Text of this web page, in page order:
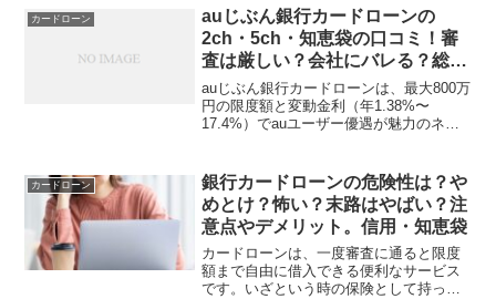
で人気ですが、増額審査は新規同様に信
用情報...
カードローン
auじぶん銀行カードローンの
2ch・5ch・知恵袋の口コミ！審
査は厳しい？会社にバレる？総量
規制など
auじぶん銀行カードローンは、最大800万
円の限度額と変動金利（年1.38%〜
17.4%）でauユーザー優遇が魅力のネッ
厳しい」「在籍確認で会社バレ心配」
「郵...
カードローン
銀行カードローンの危険性は？や
めとけ？怖い？末路はやばい？注
意点やデメリット。信用・知恵袋
カードローンは、一度審査に通ると限度
額まで自由に借入できる便利なサービス
です。いざという時の保険として持って